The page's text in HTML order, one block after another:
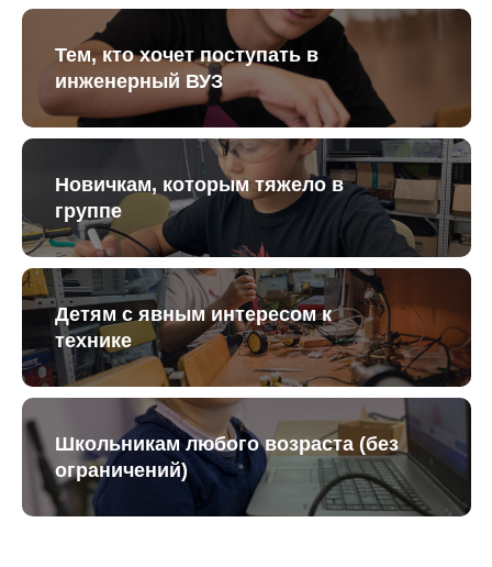
Тем, кто хочет поступать в
инженерный ВУЗ
Новичкам, которым тяжело в
группе
Детям с явным интересом к
технике
Школьникам любого возраста (без
ограничений)